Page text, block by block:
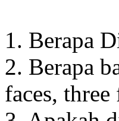
1. Berapa
2. Berapa
faces, three